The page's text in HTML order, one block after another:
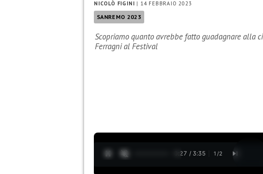
NICOLÒ FIGINI | 14 FEBBRAIO 2023
SANREMO 2023
Scopriamo quanto avrebbe fatto guadagnare alla
Ferragni al Festival
0:28 / 3:35 1 /2